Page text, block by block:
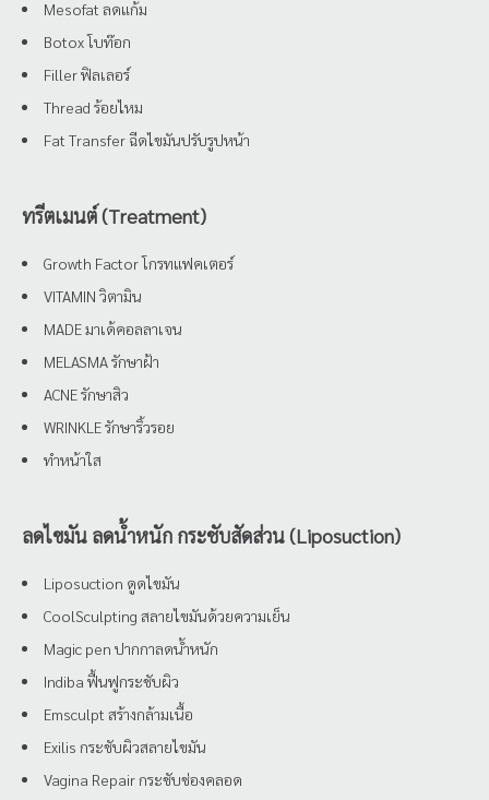
Mesofat ลดแก้ม
Botox โบท๊อก
Filler ฟิลเลอร์
Thread ร้อยไหม
Fat Transfer ฉีดไขมันปรับรูปหน้า
ทรีตเมนต์ (Treatment)
Growth Factor โกรทแฟคเตอร์
VITAMIN วิตามิน
MADE มาเด้คอลลาเจน
MELASMA รักษาฝ้า
ACNE รักษาสิว
WRINKLE รักษาริ้วรอย
ทำหน้าใส
ลดไขมัน ลดน้ำหนัก กระชับสัดส่วน (Liposuction)
Liposuction ดูดไขมัน
CoolSculpting สลายไขมันด้วยความเย็น
Magic pen ปากกาลดน้ำหนัก
Indiba ฟื้นฟูกระชับผิว
Emsculpt สร้างกล้ามเนื้อ
Exilis กระชับผิวสลายไขมัน
Vagina Repair กระชับช่องคลอด